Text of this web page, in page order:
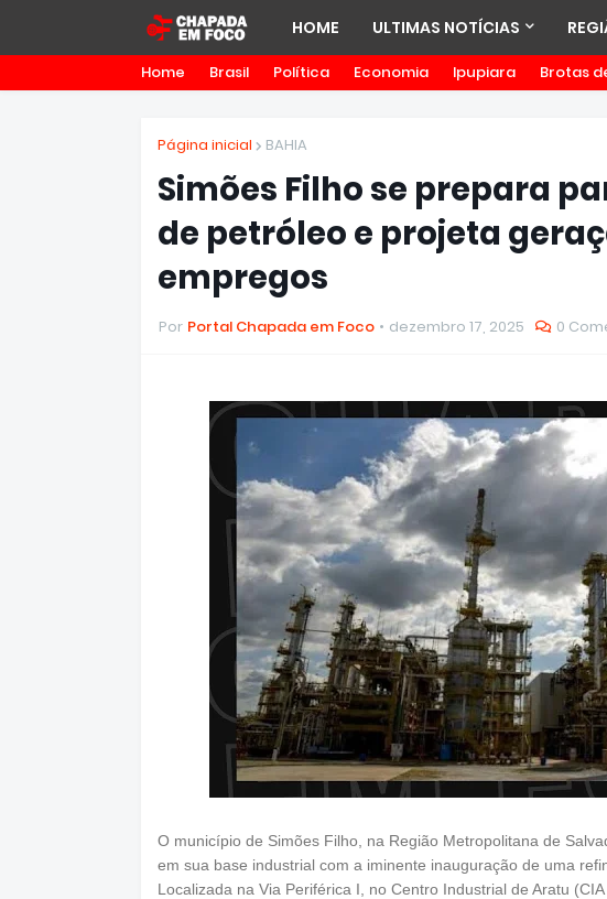
HOME ULTIMAS NOTÍCIAS
Home Brasil Política Economia Ipupiara Brotas
Página inicial BAHIA
Simões Filho se prepara
de petróleo e projeta
empregos
Por Portal Chapada em Foco dezembro 17, 2025 0
O município de Simões Filho, na Região Metropolitana de
em sua base industrial com a iminente inauguração de uma
Localizada na Via Periférica I, no Centro Industrial de Aratu